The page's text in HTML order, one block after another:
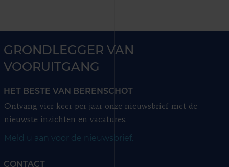
GRONDLEGGER VAN
VOORUITGANG
HET BESTE VAN BERENSCHOT
Ontvang vier keer per jaar onze nieuwsbrief met de
nieuwste inzichten en vacatures.
Meld u aan voor de nieuwsbrief.
CONTACT